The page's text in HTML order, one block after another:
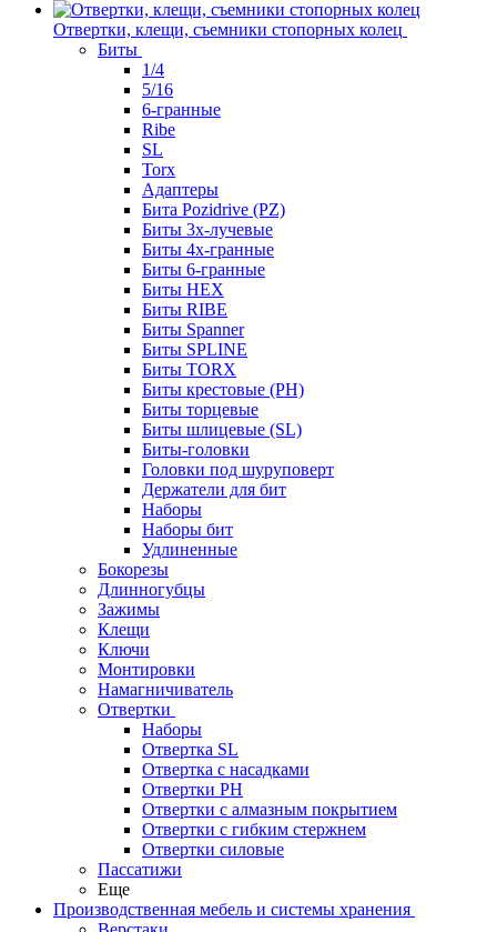
Отвертки, клещи, съемники стопорных колец
Биты
1/4
5/16
6-гранные
Ribe
SL
Torx
Адаптеры
Бита Pozidrive (PZ)
Биты 3х-лучевые
Биты 4х-гранные
Биты 6-гранные
Биты HEX
Биты RIBE
Биты Spanner
Биты SPLINE
Биты TORX
Биты крестовые (PH)
Биты торцевые
Биты шлицевые (SL)
Биты-головки
Головки под шуруповерт
Держатели для бит
Наборы
Наборы бит
Удлиненные
Бокорезы
Длинногубцы
Зажимы
Клещи
Ключи
Монтировки
Намагничиватель
Отвертки
Наборы
Отвертка SL
Отвертка с насадками
Отвертки PH
Отвертки с алмазным покрытием
Отвертки с гибким стержнем
Отвертки силовые
Пассатижи
Еще
Производственная мебель и системы хранения